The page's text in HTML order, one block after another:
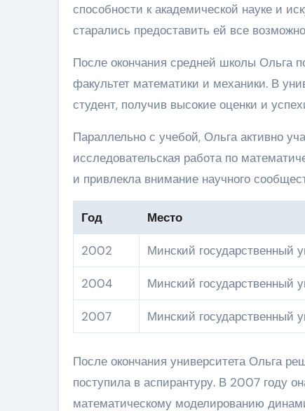
способности к академической науке и
старались предоставить ей все
После окончания средней школы Ольга
факультет математики и механики. В
студент, получив высокие оценки и
Параллельно с учебой, Ольга активно
исследовательская работа по
и привлекла внимание научного
Год Место
2002 Минский государственный
2004 Минский государственный
2007 Минский государственный
После окончания университета Ольга
поступила в аспирантуру. В 2007 году
математическому моделированию